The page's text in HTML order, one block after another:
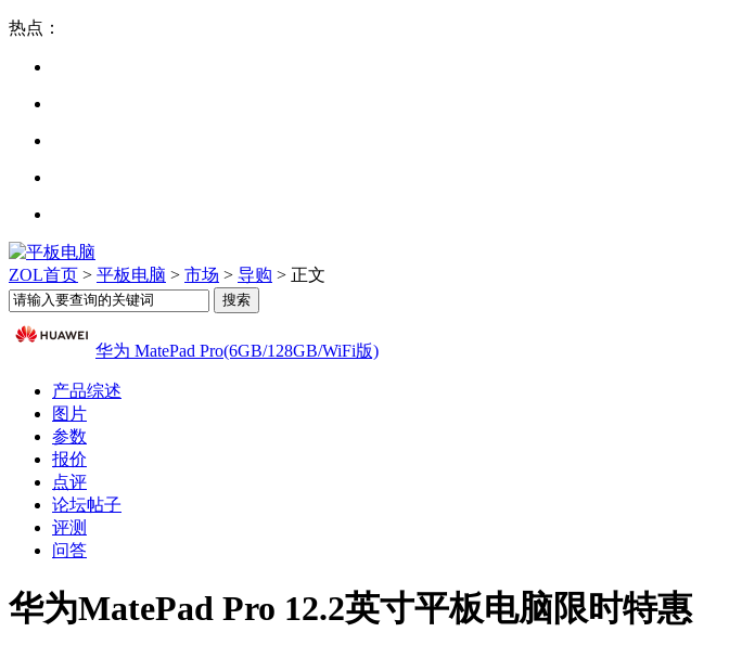
热点：
ZOL首页 > 平板电脑 > 市场 > 导购 > 正文
华为 MatePad Pro(6GB/128GB/WiFi版)
产品综述
图片
参数
报价
点评
论坛帖子
评测
问答
华为MatePad Pro 12.2英寸平板电脑限时特惠